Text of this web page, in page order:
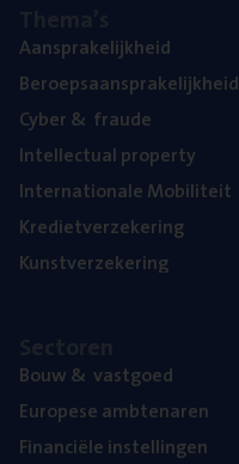
Aan­spra­ke­lijk­heid
Beroeps­aan­spra­ke­lijk­heid
Cyber& fraude
Intel­lec­tu­al property
Inter­na­ti­o­na­le Mobiliteit
Kre­diet­ver­ze­ke­ring
Kunst­ver­ze­ke­ring
Bouw& vastgoed
Euro­pe­se ambtenaren
Finan­ci­ë­le instellingen